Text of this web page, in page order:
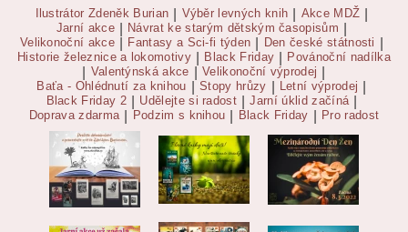
Ilustrátor Zdeněk Burian Výběr levných knih Akce MDŽ
Jarní akce Návrat ke starým dětským časopisům
Velikonoční akce Fantasy a Sci-fi týden Den české státnosti
Historie železnice a lokomotivy Black Friday Povánoční nadílka
Valentýnská akce Velikonoční výprodej
Baťa - Ohlédnutí za knihou Stopy hrůzy Letní výprodej
Black Friday 2 Udělejte si radost Jarní úklid začíná
Doprava zdarma Podzim s knihou Black Friday Pro radost